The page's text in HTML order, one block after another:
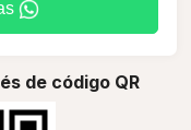
de código QR